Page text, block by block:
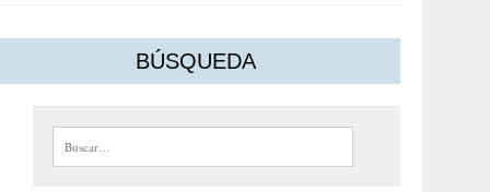
BÚSQUEDA
Buscar: